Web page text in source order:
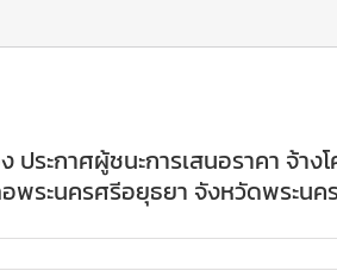
ประกาศผู้ชนะการเสนอราคา จ้
ระนครศรีอยุธยา จังหวัดพระนคร